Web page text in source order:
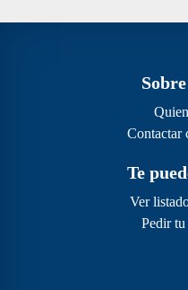
Contactar
Te
Ver
Pedir tu